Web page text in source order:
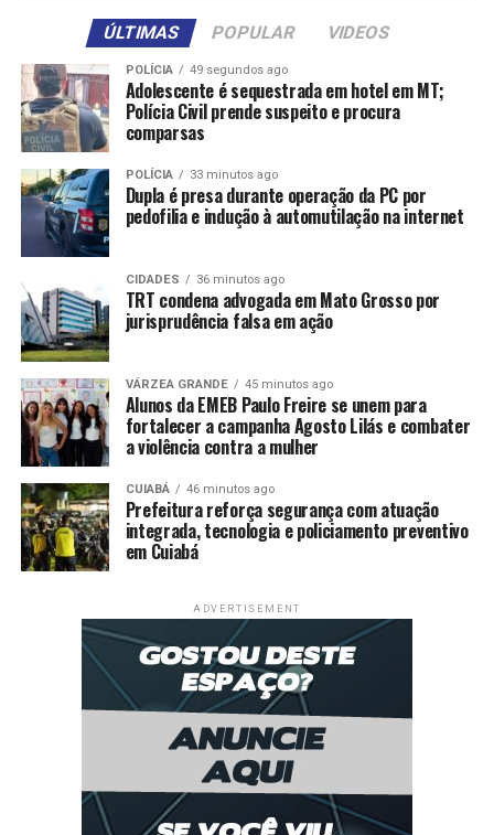
juntos desde 2014. A influenciadora revelou que
comprou apartamentos em São Paulo, Itapema (SC),
Chapada dos Guimarães (MT) e Orlando, nos Estados
Unidos.
O postZezé di Camargo e Graciele Lacerda visitam
apartamento de R$ 4,5 milhões: ‘Vila Velha’apareceu
primeiro em
Fonte: TOP FAMOSOS
Comentários
RELATED TOPICS: APARTAMENTO CAMARGO
VELHA VILA VISITAM ZEZÉ
Isabeli Fontana impressiona ao posar totalmente nua
para novo ensaio: Deusa’
ÚLTIMAS POPULAR VIDEOS
POLÍCIA 49 segundos ago
Adolescente é sequestrada em hotel em MT;
Polícia Civil prende suspeito e procura
comparsas
POLÍCIA 33 minutos ago
Dupla é presa durante operação da PC por
pedofilia e indução à automutilação na internet
CIDADES 36 minutos ago
TRT condena advogada em Mato Grosso por
jurisprudência falsa em ação
VÁRZEA GRANDE 45 minutos ago
Alunos da EMEB Paulo Freire se unem para
fortalecer a campanha Agosto Lilás e combater
a violência contra a mulher
CUIABÁ 46 minutos ago
Prefeitura reforça segurança com atuação
integrada, tecnologia e policiamento preventivo
em Cuiabá
ADVERTISEMENT